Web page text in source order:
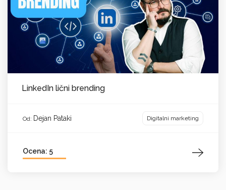
LinkedIn lični brending
Od: Dejan Pataki Digitalni marketing
Ocena: 5